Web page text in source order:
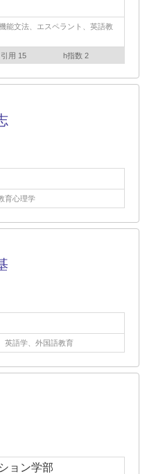
能文法、エスペラント、英語教
引用 15 h指数 2
育心理学
英語学、外国語教育
ョン学部